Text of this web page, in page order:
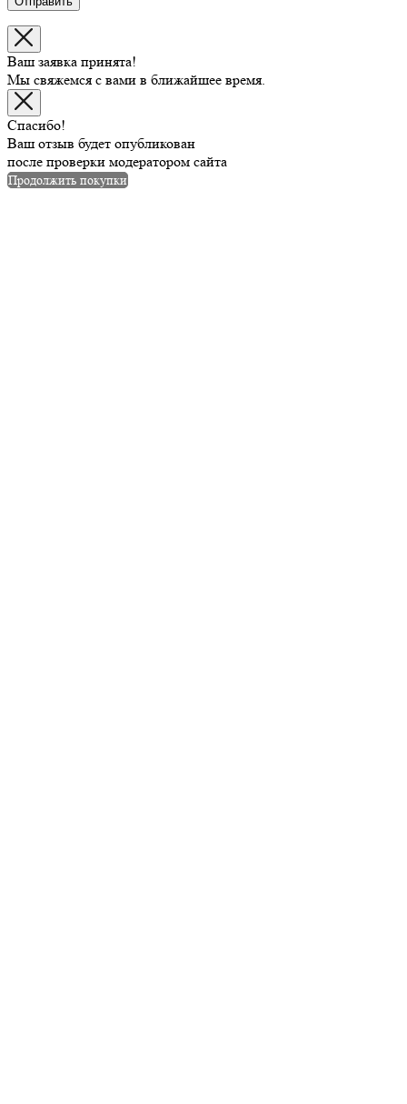
Ваш заявка принята!
Мы свяжемся с вами в ближайшее время.
Спасибо!
Ваш отзыв будет опубликован
после проверки модератором сайта
Продолжить покупки